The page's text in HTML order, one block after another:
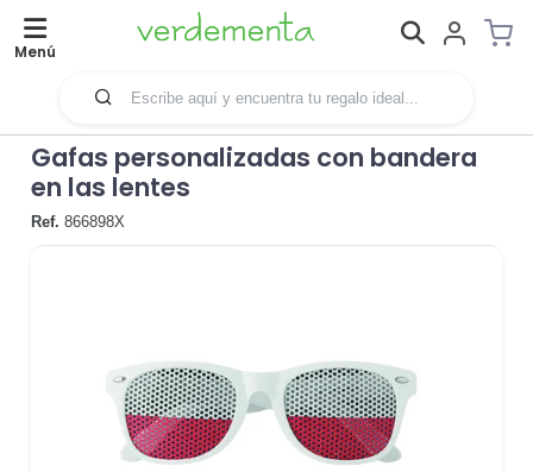
Menú
Gafas personalizadas con bandera
en las lentes
Ref. 866898X